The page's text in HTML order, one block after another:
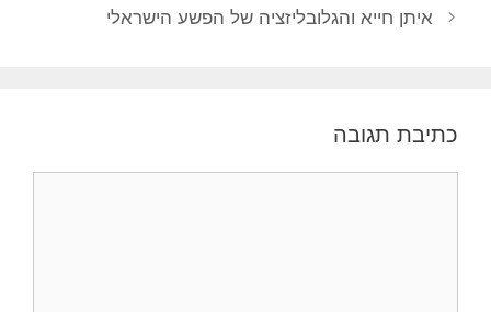
איתן חייא והגלובליזציה של הפשע הישראלי
כתיבת תגובה